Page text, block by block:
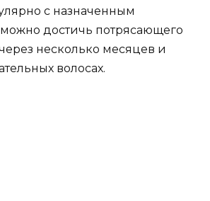
с назначенным
достичь потрясающего
несколько месяцев и
волосах.